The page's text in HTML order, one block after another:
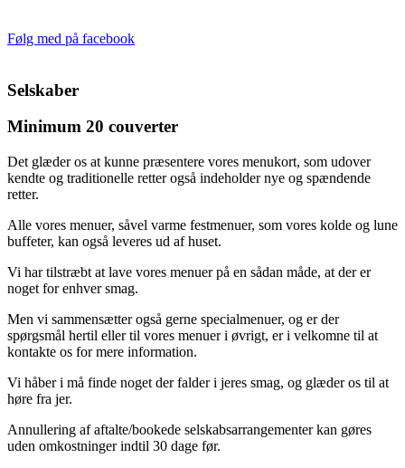
Følg med på facebook
Selskaber
Minimum 20 couverter
Det glæder os at kunne præsentere vores menukort, som udover
kendte og traditionelle retter også indeholder nye og spændende
retter.
Alle vores menuer, såvel varme festmenuer, som vores kolde og lune
buffeter, kan også leveres ud af huset.
Vi har tilstræbt at lave vores menuer på en sådan måde, at der er
noget for enhver smag.
Men vi sammensætter også gerne specialmenuer, og er der
spørgsmål hertil eller til vores menuer i øvrigt, er i velkomne til at
kontakte os for mere information.
Vi håber i må finde noget der falder i jeres smag, og glæder os til at
høre fra jer.
Annullering af aftalte/bookede selskabsarrangementer kan gøres
uden omkostninger indtil 30 dage før.